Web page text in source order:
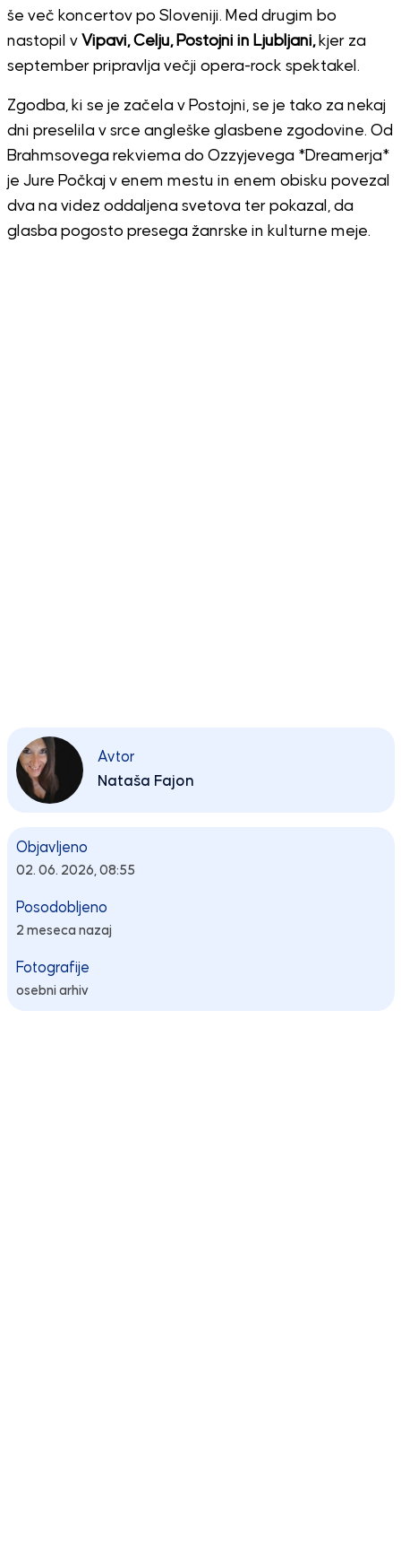
še več koncertov po Sloveniji. Med drugim bo
nastopil v Vipavi, Celju, Postojni in Ljubljani,kjer za
september pripravlja večji opera-rock spektakel.
Zgodba, ki se je začela v Postojni, se je tako za nekaj
dni preselila v srce angleške glasbene zgodovine. Od
Brahmsovega rekviema do Ozzyjevega *Dreamerja*
je Jure Počkaj v enem mestu in enem obisku povezal
dva na videz oddaljena svetova ter pokazal, da
glasba pogosto presega žanrske in kulturne meje.
Avtor
Nataša Fajon
Objavljeno
02. 06. 2026, 08:55
Posodobljeno
2 meseca nazaj
Fotografije
osebni arhiv